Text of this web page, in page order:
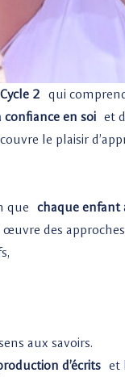
Cycle 2 qui
en soi et
le plaisir
que chaque enfant
des approches
aux savoirs.
d’écrits et